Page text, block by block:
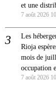
et une
7 août 2026
Les
Rioja
mois de
occupation
7 août 2026